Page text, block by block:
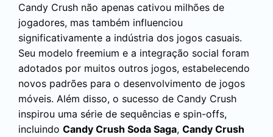
Candy Crush não apenas cativou milhões de
jogadores, mas também influenciou
significativamente a indústria dos jogos casuais.
Seu modelo freemium e a integração social foram
adotados por muitos outros jogos, estabelecendo
novos padrões para o desenvolvimento de jogos
móveis. Além disso, o sucesso de Candy Crush
inspirou uma série de sequências e spin-offs,
incluindo Candy Crush Soda Saga, Candy Crush